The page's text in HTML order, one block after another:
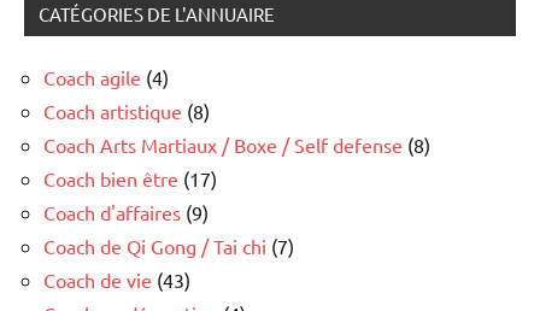
CATÉGORIES DE L'ANNUAIRE
Coach agile (4)
Coach artistique (8)
Coach Arts Martiaux / Boxe / Self defense (8)
Coach bien être (17)
Coach d'affaires (9)
Coach de Qi Gong / Tai chi (7)
Coach de vie (43)